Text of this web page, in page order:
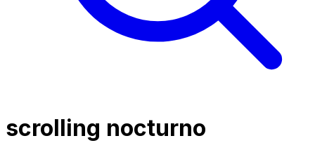
scrolling nocturno